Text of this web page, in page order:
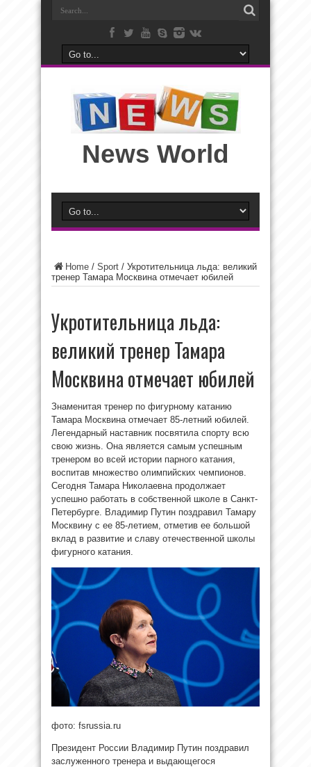
News World
Home / Sport / Укротительница льда: великий
тренер Тамара Москвина отмечает юбилей
Укротительница льда:
великий тренер Тамара
Москвина отмечает юбилей
Знаменитая тренер по фигурному катанию
Тамара Москвина отмечает 85-летний юбилей.
Легендарный наставник посвятила спорту всю
свою жизнь. Она является самым успешным
тренером во всей истории парного катания,
воспитав множество олимпийских чемпионов.
Сегодня Тамара Николаевна продолжает
успешно работать в собственной школе в Санкт-
Петербурге. Владимир Путин поздравил Тамару
Москвину с ее 85-летием, отметив ее большой
вклад в развитие и славу отечественной школы
фигурного катания.
фото: fsrussia.ru
Президент России Владимир Путин поздравил
заслуженного тренера и выдающегося